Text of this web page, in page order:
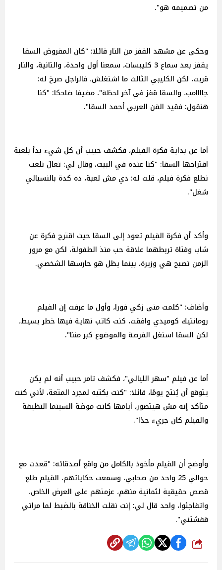
من تصميمه هو".
وحكى عن مشهد القفز من النار قائلا: "كان المفروض السقا
يقفز بعد سماع 3 كليبسات، سمعنا أول واحدة، والتانية، والنار
قربت، لكن الكليبي الثالث ما اشتغلش، فالراجل صرخ له:
جاااامب، والسقا قفز في آخر لحظة"، مضيفا ضاحكا: "كنا
هنقول: فقيد الفن العربي أحمد السقا".
أما عن بداية فكرة الفيلم، فكشف حبيب أن كل شيء بدأ بلعبة
اقتراحها السقا: "كنا عنده في البيت، وقال لي: تعالَ نلعب
نطلع فكرة فيلم، قلت له: دي مش لعبة، ده كدة بالنسبالي
شغل".
وأكد أن فكرة الفيلم تعود إلى السقا حيث اقترح فكرة عن
شاب وفتاة تربطهما علاقة حب منذ الطفولة، لكن مع مرور
الزمن تصبح هي وزيرة، بينما يظل هو حارسها الشخصي.
وأضاف: "كلمت منى زكي فورا، وأول ما عرفت إن الفيلم
رومانتيك كوميدي وافقت، كنت كاتب نهاية فيها خطر بسيط،
لكن السقا استغل الفرصة والموضوع كبر مننا".
أما عن فيلم "سهر الليالي"، فكشف تامر حبيب أنه لم يكن
يتوقع أن يُنتج يومًا، قائلا: "كنت بكتبه لمجرد المتعة، لأني كنت
متأكد إنه مش هيتصور، أيامها كانت موضة السينما النظيفة
والفيلم كان جريء جدًا".
وأوضح أن الفيلم مأخوذ بالكامل من واقع أصدقائه: "قعدت مع
حوالي 25 واحد من صحابي، وسمعت حكاياتهم، الفيلم طلع
قصص حقيقية لثمانية منهم، عزمتهم على العرض الخاص،
واتفاجئوا، واحد قال لي: إنت نقلت الخناقة بالضبط لما مراتي
قفشتني".
شارك